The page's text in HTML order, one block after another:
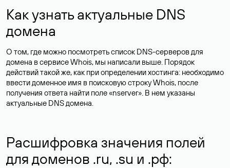
Как узнать актуальные DNS
домена
О том, где можно посмотреть список DNS-серверов для
домена в сервисе Whois, мы написали выше. Порядок
действий такой же, как при определении хостинга: необходимо
ввести доменное имя в поисковую строку Whois, после
получения ответа найти поле «nserver». В нем указаны
актуальные DNS домена.
Расшифровка значения полей
для доменов .ru, .su и .рф: